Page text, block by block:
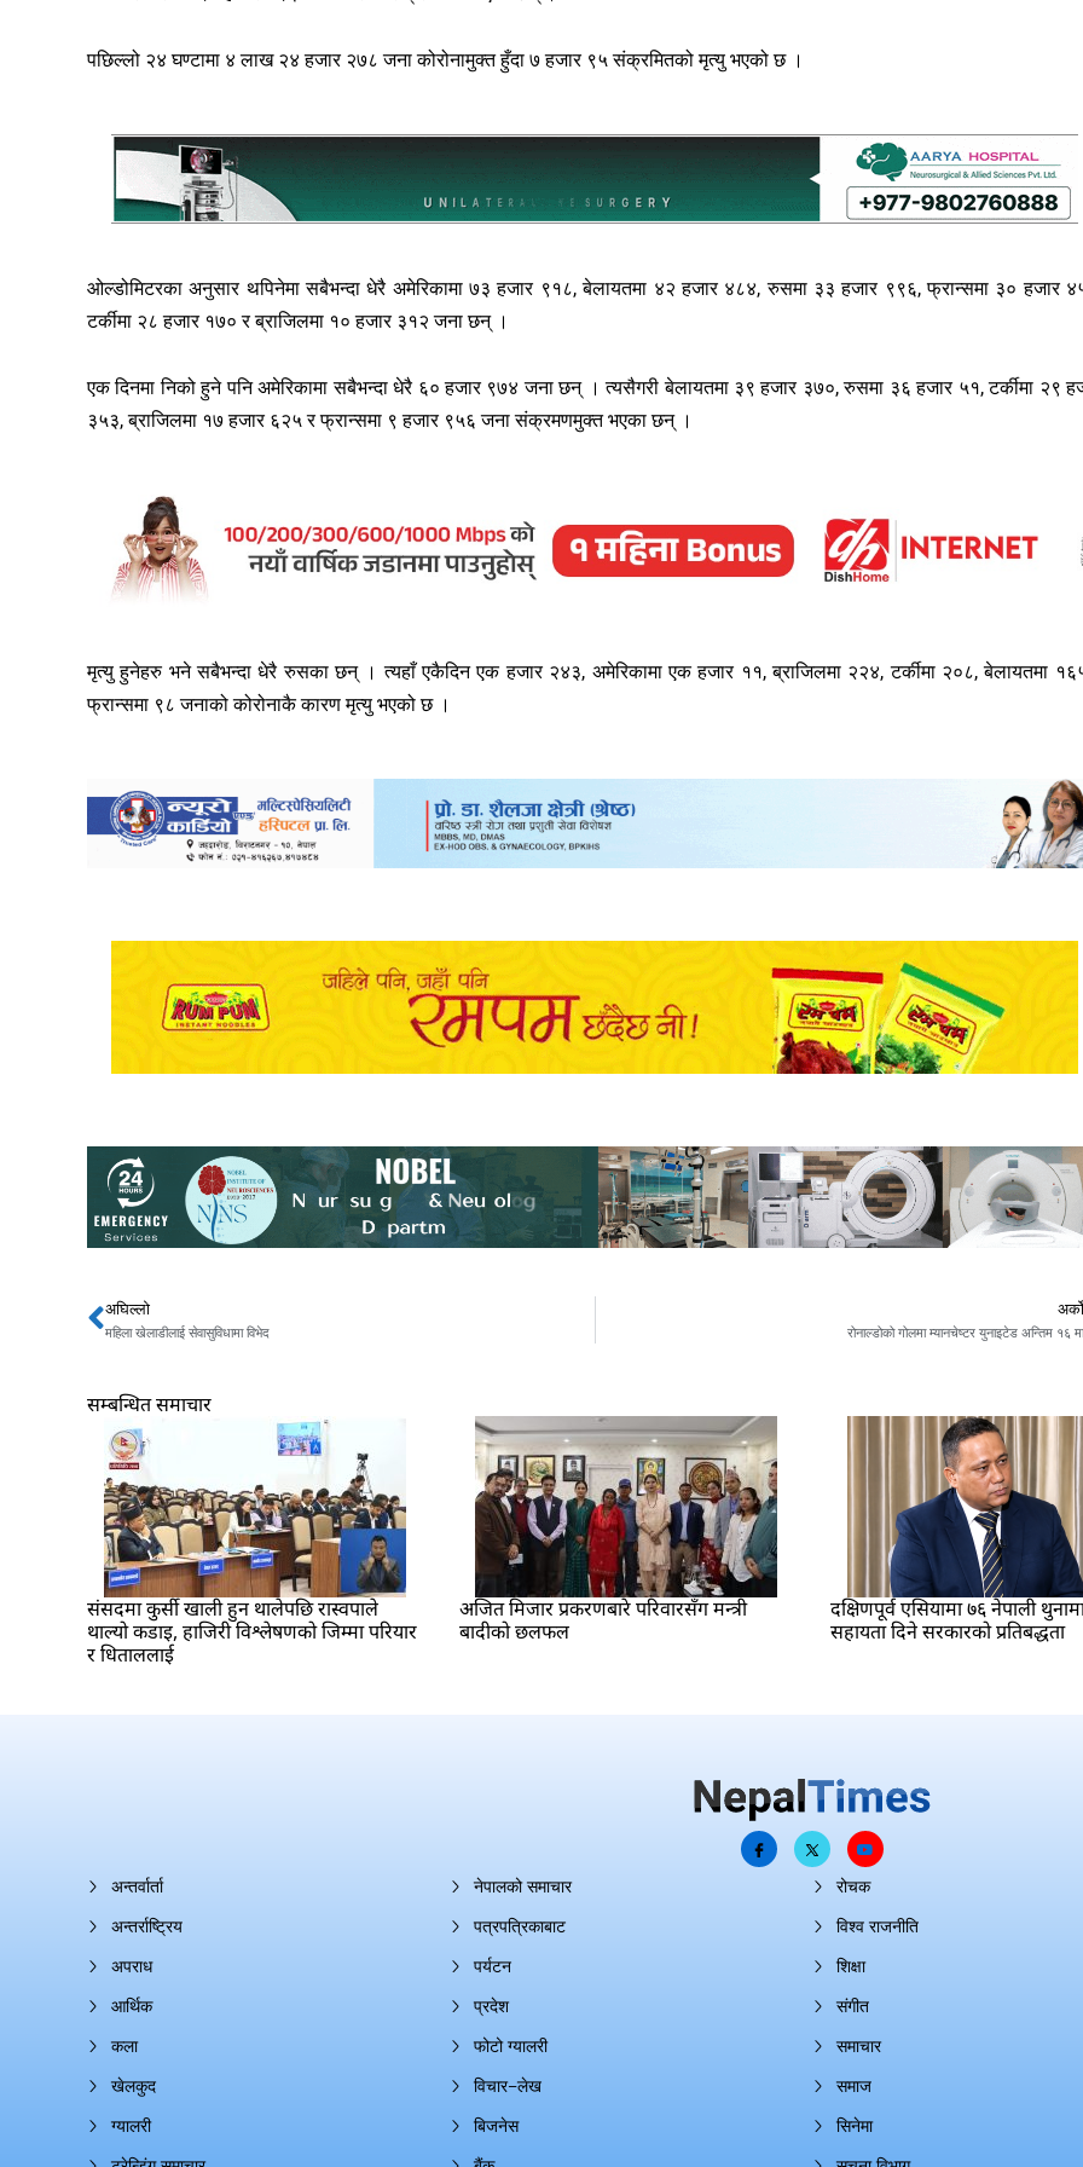
पछिल्लो २४ घण्टामा ४ लाख २४ हजार २७८ जना कोरोनामुक्त हुँदा ७ हजार ९५ संक्रमितको मृत्यु भएको छ ।
ओल्डोमिटरका अनुसार थपिनेमा सबैभन्दा धेरै अमेरिकामा ७३ हजार ९१८, बेलायतमा ४२ हजार ४८४, रुसमा ३३ हजार ९९६, फ्रान्समा ३० हजार
टर्कीमा २८ हजार १७० र ब्राजिलमा १० हजार ३१२ जना छन् ।
एक दिनमा निको हुने पनि अमेरिकामा सबैभन्दा धेरै ६० हजार ९७४ जना छन् । त्यसैगरी बेलायतमा ३९ हजार ३७०, रुसमा ३६ हजार ५१, टर्कीमा २९
३५३, ब्राजिलमा १७ हजार ६२५ र फ्रान्समा ९ हजार ९५६ जना संक्रमणमुक्त भएका छन् ।
मृत्यु हुनेहरु भने सबैभन्दा धेरै रुसका छन् । त्यहाँ एकैदिन एक हजार २४३, अमेरिकामा एक हजार ११, ब्राजिलमा २२४, टर्कीमा २०८, बेलायतमा
फ्रान्समा ९८ जनाको कोरोनाकै कारण मृत्यु भएको छ ।
Prev
अघिल्लो
महिला खेलाडीलाई सेवासुविधामा विभेद
अर्को
रोनाल्डोको गोलमा म्यानचेष्टर युनाइटेड अन्तिम १६ मा
सम्बन्धित समाचार
संसदमा कुर्सी खाली हुन थालेपछि रास्वपाले
थाल्यो कडाइ, हाजिरी विश्लेषणको जिम्मा परियार
र धिताललाई
अजित मिजार प्रकरणबारे परिवारसँग मन्त्री
बादीको छलफल
दक्षिणपूर्व एसियामा ७६ नेपाली
सहायता दिने सरकारको प्रतिबद्धता
अन्तर्वार्ता
अन्तर्राष्ट्रिय
अपराध
आर्थिक
कला
खेलकुद
ग्यालरी
नेपालको समाचार
पत्रपत्रिकाबाट
पर्यटन
प्रदेश
फोटो ग्यालरी
विचार–लेख
बिजनेस
रोचक
विश्व राजनीति
शिक्षा
संगीत
समाचार
समाज
सिनेमा